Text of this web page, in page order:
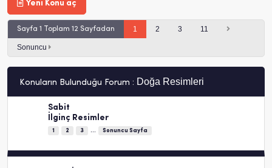
Yeni Konu aç
Sayfa 1 Toplam 12 Sayfadan 1 2 3 11
Sonuncu
Konuların Bulunduğu Forum : Doğa Resimleri
Sabit
İlginç Resimler
1 2 3 ... Sonuncu Sayfa